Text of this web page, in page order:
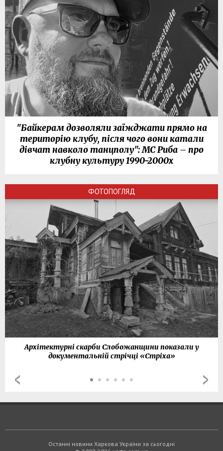
"Байкерам дозволяли заїжджати прямо на
територію клубу, після чого вони катали
дівчат навколо танцполу": МС Риба – про
клубну культуру 1990-2000х
ФОТОПОГЛЯД
Архітектурні скарби Слобожанщини показали у
документальній стрічці «Стріха»
Останні новини Харкова України за сьогодні